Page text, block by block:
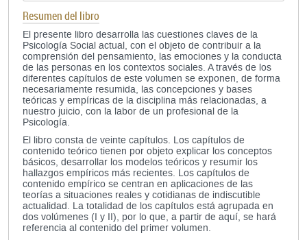
Resumen del libro
El presente libro desarrolla las cuestiones claves de la
Psicología Social actual, con el objeto de contribuir a la
comprensión del pensamiento, las emociones y la conducta
de las personas en los contextos sociales. A través de los
diferentes capítulos de este volumen se exponen, de forma
necesariamente resumida, las concepciones y bases
teóricas y empíricas de la disciplina más relacionadas, a
nuestro juicio, con la labor de un profesional de la
Psicología.
El libro consta de veinte capítulos. Los capítulos de
contenido teórico tienen por objeto explicar los conceptos
básicos, desarrollar los modelos teóricos y resumir los
hallazgos empíricos más recientes. Los capítulos de
contenido empírico se centran en aplicaciones de las
teorías a situaciones reales y cotidianas de indiscutible
actualidad. La totalidad de los capítulos está agrupada en
dos volúmenes (I y II), por lo que, a partir de aquí, se hará
referencia al contenido del primer volumen.